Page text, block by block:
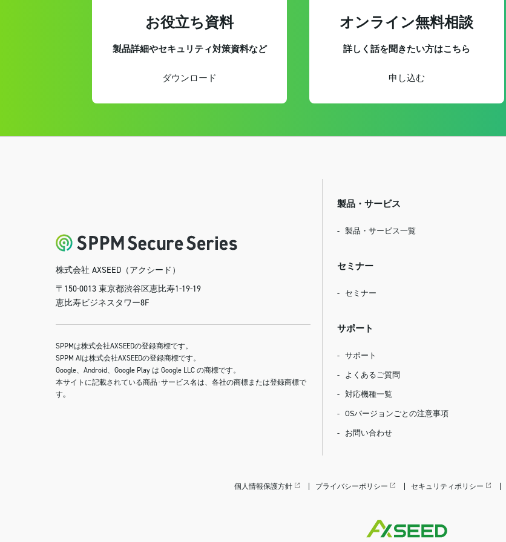
お役立ち資料
製品詳細やセキュリティ対策資料など
ダウンロード
オンライン無料相談
詳しく話を聞きたい方はこちら
申し込む
製品・サービス
製品・サービス一覧
セミナー
セミナー
サポート
サポート
よくあるご質問
対応機種一覧
OSバージョンごとの注意事項
お問い合わせ
個人情報保護方針 プライバシーポリシー セキュリティポリシー
株式会社 AXSEED（アクシード）
〒150-0013 東京都渋谷区恵比寿1-19-19
恵比寿ビジネスタワー8F
SPPMは株式会社AXSEEDの登録商標です。
SPPM AIは株式会社AXSEEDの登録商標です。
Google、Android、Google Play は Google LLC の商標です。
本サイトに記載されている商品･サービス名は、各社の商標または登録商標で
す｡